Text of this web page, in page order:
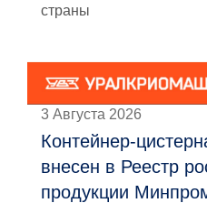
страны
3 Августа 2026
Контейнер-
внесен в Реестр
продукции